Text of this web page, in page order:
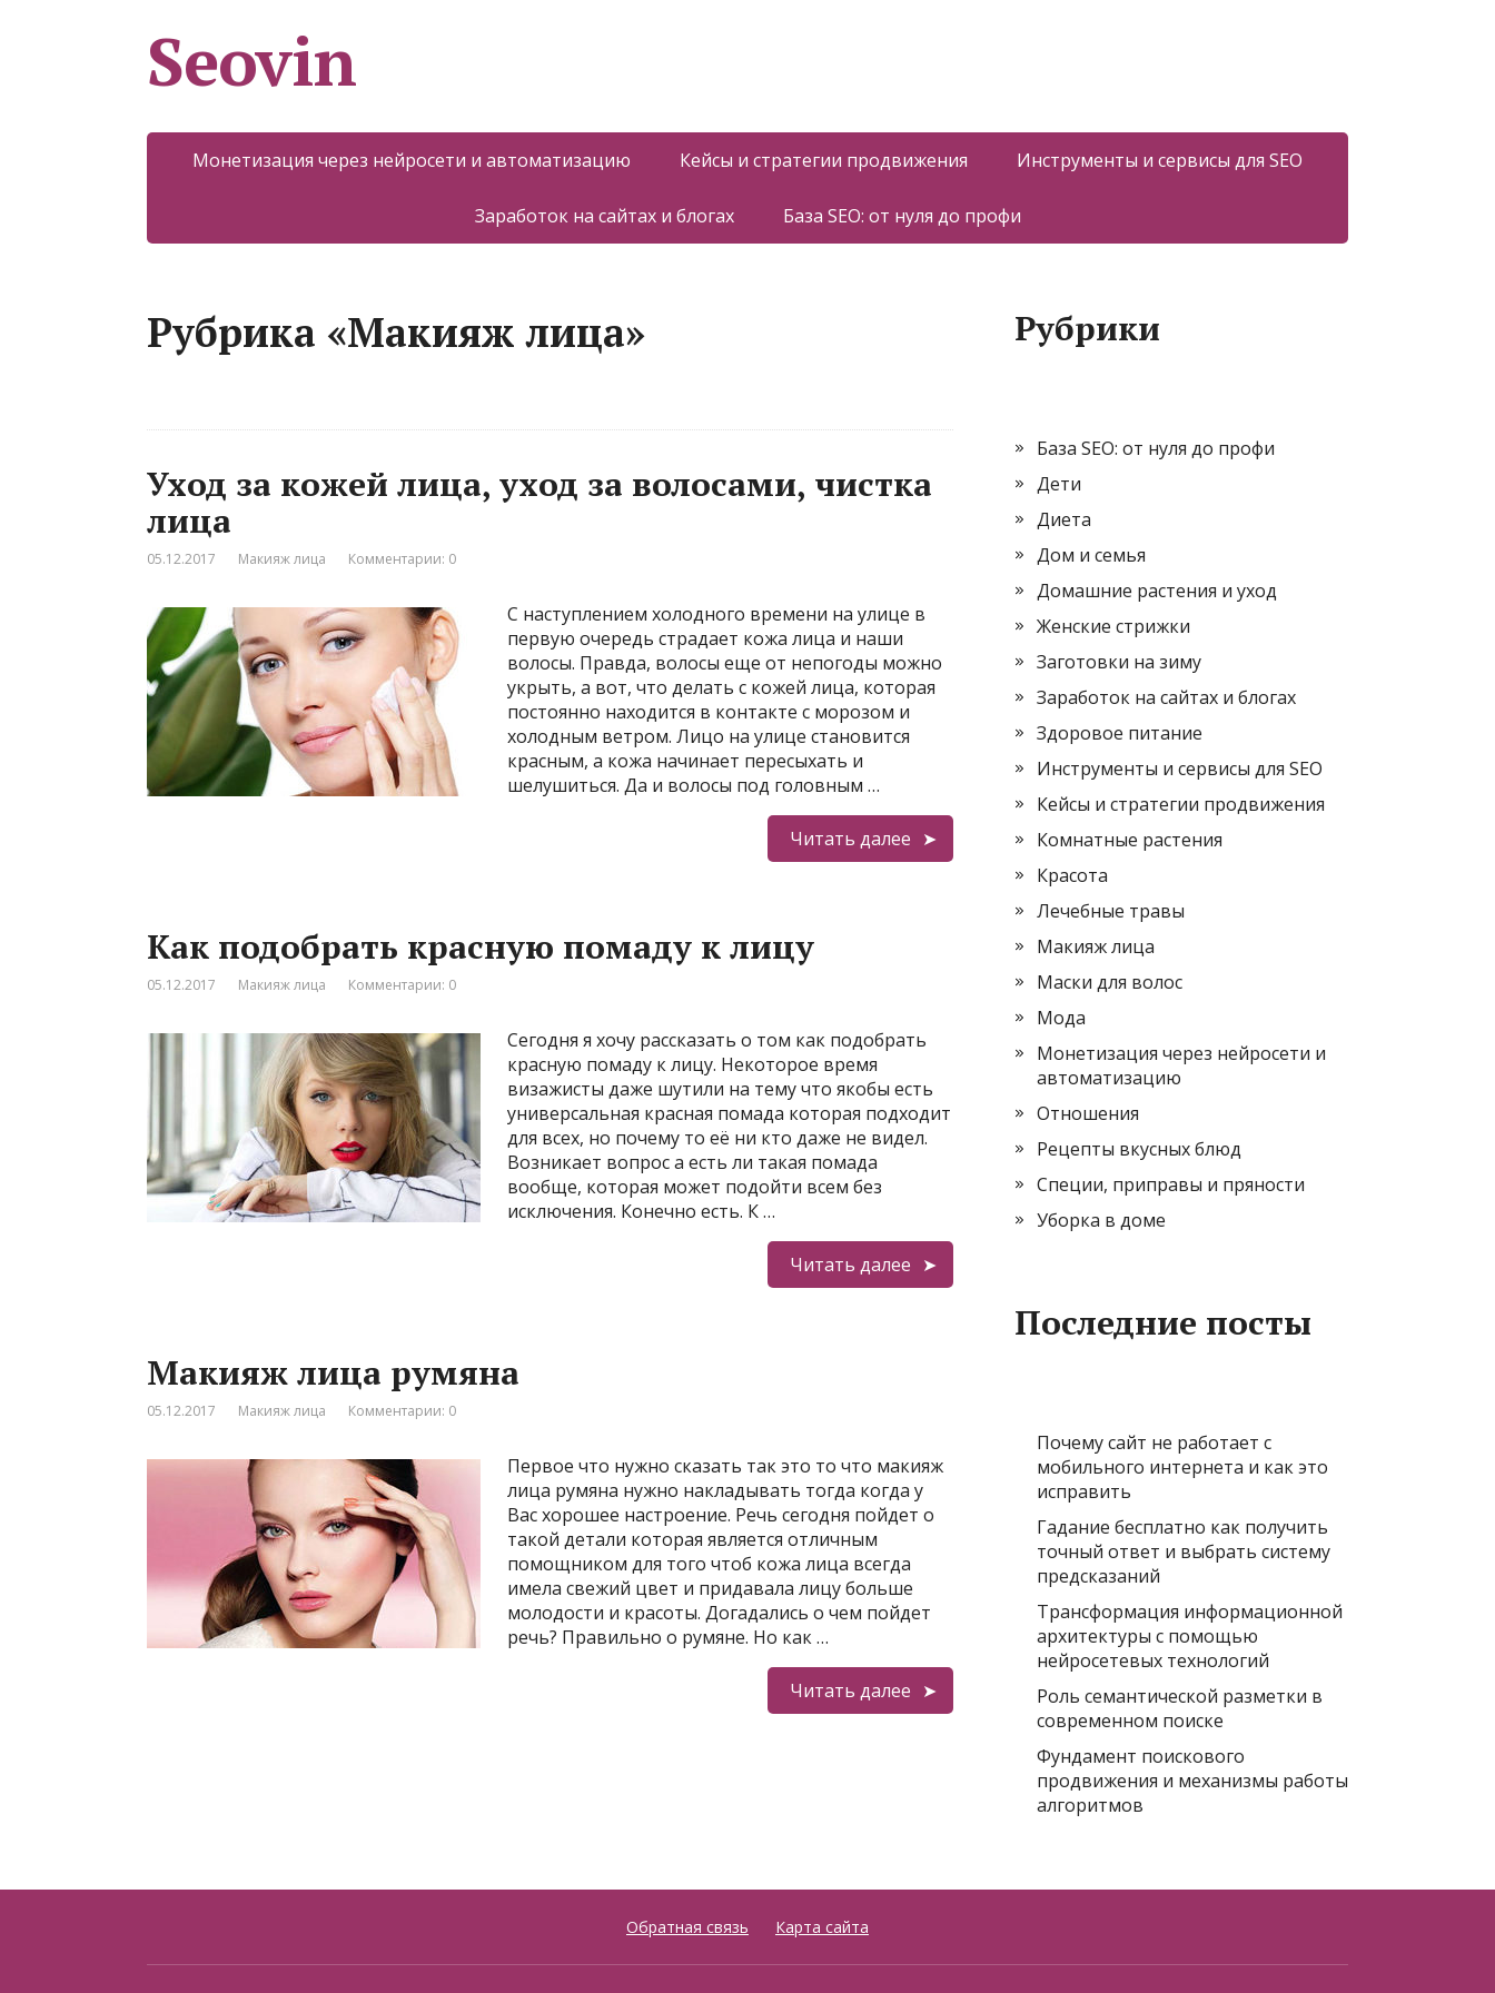
Seovin
Монетизация через нейросети и автоматизацию Кейсы и стратегии продвижения Инструменты и сервисы для SEO
Заработок на сайтах и блогах База SEO: от нуля до профи
Рубрика «Макияж лица»
Уход за кожей лица, уход за волосами, чистка
лица
05.12.2017 Макияж лица Комментарии: 0
С наступлением холодного времени на улице в
первую очередь страдает кожа лица и наши
волосы. Правда, волосы еще от непогоды можно
укрыть, а вот, что делать с кожей лица, которая
постоянно находится в контакте с морозом и
холодным ветром. Лицо на улице становится
красным, а кожа начинает пересыхать и
шелушиться. Да и волосы под головным …
Читать далее
Как подобрать красную помаду к лицу
05.12.2017 Макияж лица Комментарии: 0
Сегодня я хочу рассказать о том как подобрать
красную помаду к лицу. Некоторое время
визажисты даже шутили на тему что якобы есть
универсальная красная помада которая подходит
для всех, но почему то её ни кто даже не видел.
Возникает вопрос а есть ли такая помада
вообще, которая может подойти всем без
исключения. Конечно есть. К …
Читать далее
Макияж лица румяна
05.12.2017 Макияж лица Комментарии: 0
Первое что нужно сказать так это то что макияж
лица румяна нужно накладывать тогда когда у
Вас хорошее настроение. Речь сегодня пойдет о
такой детали которая является отличным
помощником для того чтоб кожа лица всегда
имела свежий цвет и придавала лицу больше
молодости и красоты. Догадались о чем пойдет
речь? Правильно о румяне. Но как …
Читать далее
Рубрики
База SEO: от нуля до профи
Дети
Диета
Дом и семья
Домашние растения и уход
Женские стрижки
Заготовки на зиму
Заработок на сайтах и блогах
Здоровое питание
Инструменты и сервисы для SEO
Кейсы и стратегии продвижения
Комнатные растения
Красота
Лечебные травы
Макияж лица
Маски для волос
Мода
Монетизация через нейросети и
автоматизацию
Отношения
Рецепты вкусных блюд
Специи, приправы и пряности
Уборка в доме
Последние посты
Почему сайт не работает с
мобильного интернета и как это
исправить
Гадание бесплатно как получить
точный ответ и выбрать систему
предсказаний
Трансформация информационной
архитектуры с помощью
нейросетевых технологий
Роль семантической разметки в
современном поиске
Фундамент поискового
продвижения и механизмы работы
алгоритмов
Обратная связь Карта сайта